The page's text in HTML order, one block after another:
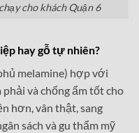
cho khách Quận 6
hay gỗ tự nhiên?
melamine) hợp với
và chống ẩm tốt cho
hơn, vân thật, sang
sách và gu thẩm mỹ